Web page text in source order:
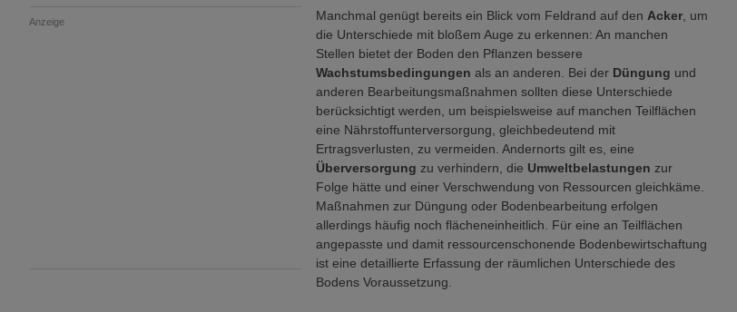
Anzeige Manchmal genügt bereits ein Blick vom Feldrand auf den Acker , um
die Unterschiede mit bloßem Auge zu erkennen: An manchen
Stellen bietet der Boden den Pflanzen bessere
Wachstumsbedingungen als an anderen. Bei der Düngung und
anderen Bearbeitungsmaßnahmen sollten diese Unterschiede
berücksichtigt werden, um beispielsweise auf manchen Teilflächen
eine Nährstoffunterversorgung, gleichbedeutend mit
Ertragsverlusten, zu vermeiden. Andernorts gilt es, eine
Überversorgung zu verhindern, die Umweltbelastungen zur
Folge hätte und einer Verschwendung von Ressourcen gleichkäme.
Maßnahmen zur Düngung oder Bodenbearbeitung erfolgen
allerdings häufig noch flächeneinheitlich. Für eine an Teilflächen
angepasste und damit ressourcenschonende Bodenbewirtschaftung
ist eine detaillierte Erfassung der räumlichen Unterschiede des
Bodens Voraussetzung.